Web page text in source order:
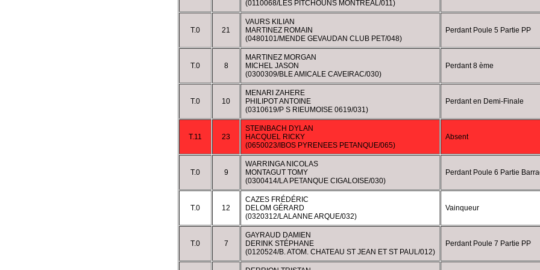
(0110068/LES PITCHOUNS MONTREAL/011)
T.0 21
VAURS KILIAN
MARTINEZ ROMAIN
(0480101/MENDE GEVAUDAN CLUB PET/048)
Perdant Poule 5 Partie PP
T.0 8
MARTINEZ MORGAN
MICHEL JASON
(0300309/BLE AMICALE CAVEIRAC/030)
Perdant 8 ème
T.0 10
MENARI ZAHERE
PHILIPOT ANTOINE
(0310619/P S RIEUMOISE 0619/031)
Perdant en Demi-Finale
T.11 23
STEINBACH DYLAN
HACQUEL RICKY
(0650023/IBOS PYRENEES PETANQUE/065)
Absent
T.0 9
WARRINGA NICOLAS
MONTAGUT TOMY
(0300414/LA PETANQUE CIGALOISE/030)
Perdant Poule 6 Partie
T.0 12
CAZES FRÉDÉRIC
DELOM GÉRARD
(0320312/LALANNE ARQUE/032)
Vainqueur
T.0 7
GAYRAUD DAMIEN
DERINK STÉPHANE
(0120524/B. ATOM. CHATEAU ST JEAN ET ST PAUL/012)
Perdant Poule 7 Partie PP